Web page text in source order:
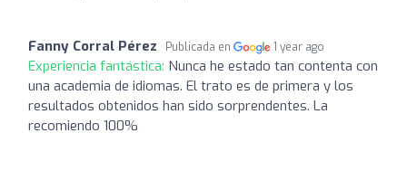
Fanny Corral Pérez Publicada en 1 year ago
Experiencia fantástica: Nunca he estado tan contenta con
una academia de idiomas. El trato es de primera y los
resultados obtenidos han sido sorprendentes. La
recomiendo 100%